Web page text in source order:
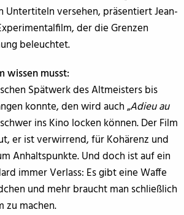
Untertiteln versehen, präsentiert Jean-
der die Grenzen
beleuchtet.
wissen musst:
Spätwerk des Altmeisters bis
konnte, den wird auch „Adieu au
ins Kino locken können. Der Film
er ist verwirrend, für Kohärenz und
Anhaltspunkte. Und doch ist auf ein
immer Verlass: Es gibt eine Waffe
und mehr braucht man schließlich
zu machen.